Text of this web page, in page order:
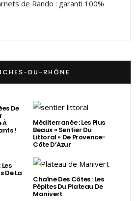
de Rando : garanti 100%
DU-RHÔNE
De
À
!
Méditerranée : Les Plus
Beaux « Sentier Du
Littoral » De Provence-
Côte D’Azur
De La
Chaîne Des Côtes : Les
Pépites Du Plateau De
Manivert